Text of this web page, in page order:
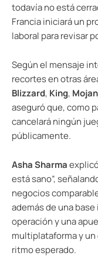
todavía no está
Francia iniciará un
laboral para revisar
Según el mensaje
recortes en otras
Blizzard, King,
aseguró que, como
cancelará ningún
públicamente.
Asha Sharma
está sano”,
negocios
además de una
operación y una
multiplataforma y un
ritmo esperado.